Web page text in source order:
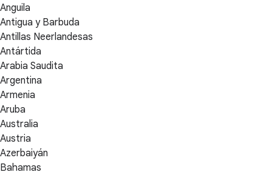
Anguila
Antigua y Barbuda
Antillas Neerlandesas
Antártida
Arabia Saudita
Argentina
Armenia
Aruba
Australia
Austria
Azerbaiyán
Bahamas